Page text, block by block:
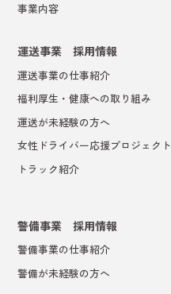
事業内容
運送事業 採用情報
運送事業の仕事紹介
福利厚生・健康への取り組み
運送が未経験の方へ
女性ドライバー応援プロジェクト
トラック紹介
警備事業 採用情報
警備事業の仕事紹介
警備が未経験の方へ